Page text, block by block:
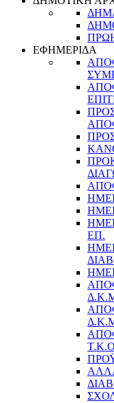
ΕΦΗΜΕΡΙΔΑ
ΕΠ.